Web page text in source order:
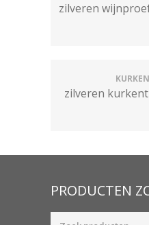
zilveren
zilveren
PRODUCTEN
Zoeken